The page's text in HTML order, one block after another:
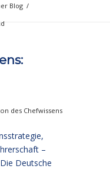
Blog /
des Chefwissens
–
Die Deutsche